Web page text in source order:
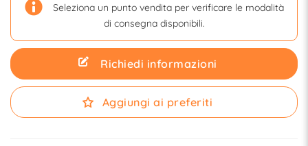
Seleziona un punto vendita per verificare le modalità
di consegna disponibili.
Richiedi informazioni
Aggiungi ai preferiti